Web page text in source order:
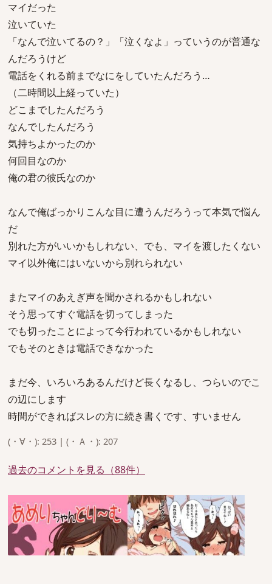
マイだった
泣いていた
「なんで泣いてるの？」「泣くなよ」っていうのが普通な
んだろうけど
電話をくれる前までなにをしていたんだろう…
（二時間以上経っていた）
どこまでしたんだろう
なんでしたんだろう
気持ちよかったのか
何回目なのか
俺の君の彼氏なのか
なんで俺ばっかりこんな目に遭うんだろうって本気で悩ん
だ
別れた方がいいかもしれない、でも、マイを渡したくない
マイ以外俺にはいないから別れられない
またマイのあえぎ声を聞かされるかもしれない
そう思ってすぐ電話を切ってしまった
でも切ったことによって今行われているかもしれない
でもそのときは電話できなかった
まだ今、いろいろあるんだけど長くなるし、つらいのでこ
の辺にします
時間ができればスレの方に続き書くです、すいません
(・∀・): 253 | (・Ａ・): 207
過去のコメントを見る（88件）